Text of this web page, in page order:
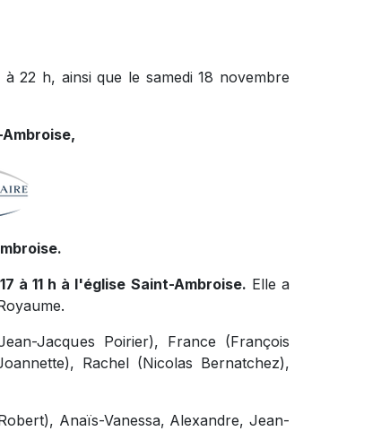
22 h, ainsi que le samedi 18 novembre
à 11 h à l'église Saint-Ambroise. Elle a
Jacques Poirier), France (François
Rachel (Nicolas Bernatchez),
Anaïs-Vanessa, Alexandre, Jean-